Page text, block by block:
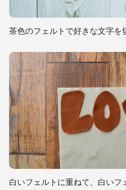
茶色のフェルトで好きな文字を
白いフェルトに重ねて、白いフ